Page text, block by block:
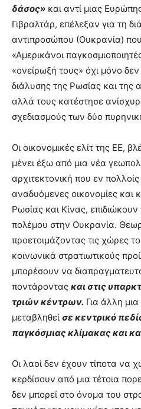
δάσος» και αντί μιας
Γιβραλτάρ, επέλεξαν για τη
αντιπροσώπου (Ουκρανία)
«Αμερικάνοι
«ονείρωξή τους» όχι μόνο
διάλυσης της Ρωσίας και της
αλλά τους κατέστησε
σχεδιασμούς των δύο
Οι οικονομικές ελίτ της ΕΕ,
μένει έξω από μια νέα
αρχιτεκτονική που εν
αναδυόμενες οικονομίες και
Ρωσίας και Κίνας,
πολέμου στην Ουκρανία.
προετοιμάζοντας τις χώρες
κοινωνικά στρατιωτικούς
μπορέσουν να
ποντάροντας και στις
τριών κέντρων. Για άλλη
μεταβληθεί σε κεντρικό
παγκόσμιας κλίμακας και
Οι λαοί δεν έχουν τίποτα να
κερδίσουν από μια τέτοια
δεν μπορεί στο όνομα του